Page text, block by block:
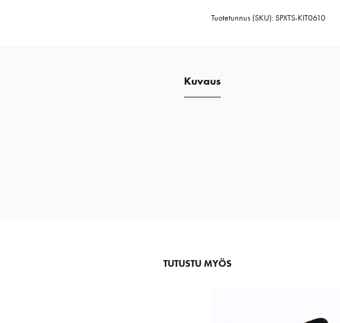
10
Tuotetunnus (SKU):SPXTS-KIT0610
Kuvaus
TUTUSTU MYÖS